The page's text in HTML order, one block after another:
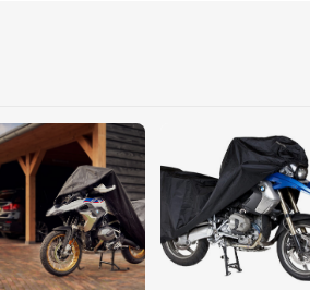
meer
over
DELTA
motorhoes